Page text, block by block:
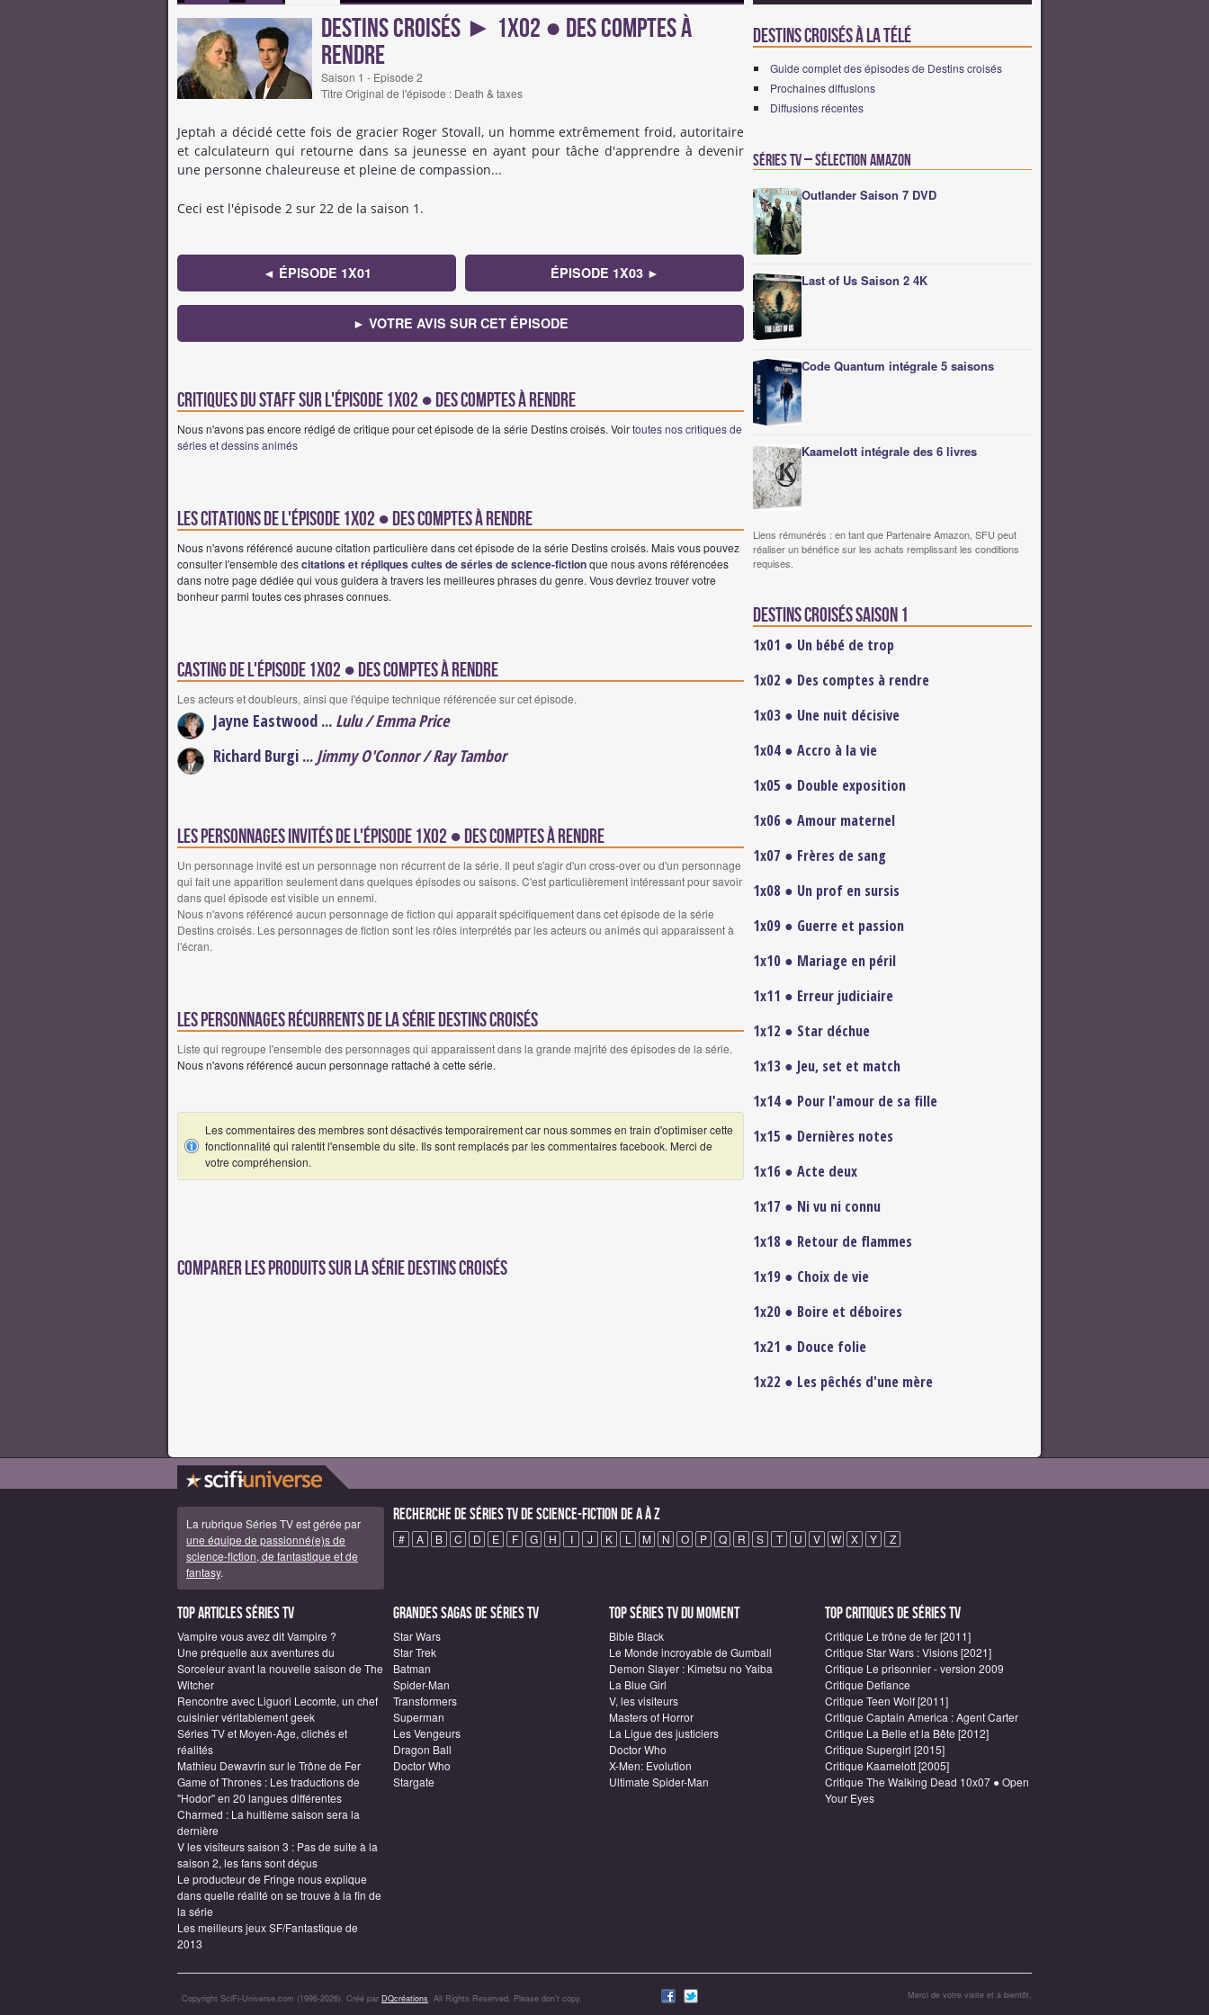
Destins croisés ► 1x02 ● Des comptes à
rendre
Saison 1 - Episode 2
Titre Original de l'épisode : Death & taxes
Jeptah a décidé cette fois de gracier Roger Stovall, un homme extrêmement froid, autoritaire
et calculateurn qui retourne dans sa jeunesse en ayant pour tâche d'apprendre à devenir
une personne chaleureuse et pleine de compassion...
Ceci est l'épisode 2 sur 22 de la saison 1.
◄ ÉPISODE 1X01 ÉPISODE 1X03 ►
► VOTRE AVIS SUR CET ÉPISODE
Critiques du staff sur l'épisode 1x02 ● Des comptes à rendre
Nous n'avons pas encore rédigé de critique pour cet épisode de la série Destins croisés. Voirtoutes nos critiques de
séries et dessins animés
Les citations de l'épisode 1x02 ● Des comptes à rendre
Nous n'avons référencé aucune citation particulière dans cet épisode de la série Destins croisés. Mais vous pouvez
consulter l'ensemble descitations et répliques cultes de séries de science-fictionque nous avons référencées
dans notre page dédiée qui vous guidera à travers les meilleures phrases du genre. Vous devriez trouver votre
bonheur parmi toutes ces phrases connues.
Casting de l'épisode 1x02 ● Des comptes à rendre
Les acteurs et doubleurs, ainsi que l'équipe technique référencée sur cet épisode.
Jayne Eastwood ... Lulu / Emma Price
Richard Burgi ... Jimmy O'Connor / Ray Tambor
Les personnages invités de l'épisode 1x02 ● Des comptes à rendre
Un personnage invité est un personnage non récurrent de la série. Il peut s'agir d'un cross-over ou d'un personnage
qui fait une apparition seulement dans quelques épisodes ou saisons. C'est particulièrement intéressant pour savoir
dans quel épisode est visible un ennemi.
Nous n'avons référencé aucun personnage de fiction qui apparait spécifiquement dans cet épisode de la série
Destins croisés. Les personnages de fiction sont les rôles interprétés par les acteurs ou animés qui apparaissent à
l'écran.
Les personnages récurrents de la série Destins croisés
Liste qui regroupe l'ensemble des personnages qui apparaissent dans la grande majrité des épisodes de la série.
Nous n'avons référencé aucun personnage rattaché à cette série.
Les commentaires des membres sont désactivés temporairement car nous sommes en train d'optimiser cette
fonctionnalité qui ralentit l'ensemble du site. Ils sont remplacés par les commentaires facebook. Merci de
votre compréhension.
Comparer les produits sur la série Destins croisés
Destins croisés à la télé
Guide complet des épisodes de Destins croisés
Prochaines diffusions
Diffusions récentes
Séries TV – Sélection Amazon
Outlander Saison 7 DVD
Last of Us Saison 2 4K
Code Quantum intégrale 5 saisons
Kaamelott intégrale des 6 livres
Liens rémunérés : en tant que Partenaire Amazon, SFU peut
réaliser un bénéfice sur les achats remplissant les conditions
requises.
Destins croisés saison 1
1x01 ● Un bébé de trop
1x02 ● Des comptes à rendre
1x03 ● Une nuit décisive
1x04 ● Accro à la vie
1x05 ● Double exposition
1x06 ● Amour maternel
1x07 ● Frères de sang
1x08 ● Un prof en sursis
1x09 ● Guerre et passion
1x10 ● Mariage en péril
1x11 ● Erreur judiciaire
1x12 ● Star déchue
1x13 ● Jeu, set et match
1x14 ● Pour l'amour de sa fille
1x15 ● Dernières notes
1x16 ● Acte deux
1x17 ● Ni vu ni connu
1x18 ● Retour de flammes
1x19 ● Choix de vie
1x20 ● Boire et déboires
1x21 ● Douce folie
1x22 ● Les pêchés d'une mère
La rubrique Séries TV est gérée par
une équipe de passionné(e)s de
science-fiction, de fantastique et de
fantasy.
Recherche de Séries TV de science-fiction de A à Z
# A B C D E F G H I J K L M N O P Q R S T U V W X Y Z
Top articles Séries TV
Vampire vous avez dit Vampire ?
Une préquelle aux aventures du
Sorceleur avant la nouvelle saison de The
Witcher
Rencontre avec Liguori Lecomte, un chef
cuisinier véritablement geek
Séries TV et Moyen-Age, clichés et
réalités
Mathieu Dewavrin sur le Trône de Fer
Game of Thrones : Les traductions de
"Hodor" en 20 langues différentes
Charmed : La huitième saison sera la
dernière
V les visiteurs saison 3 : Pas de suite à la
saison 2, les fans sont déçus
Le producteur de Fringe nous explique
dans quelle réalité on se trouve à la fin de
la série
Les meilleurs jeux SF/Fantastique de
2013
Grandes sagas de Séries TV
Star Wars
Star Trek
Batman
Spider-Man
Transformers
Superman
Les Vengeurs
Dragon Ball
Doctor Who
Stargate
Top Séries TV du moment
Bible Black
Le Monde incroyable de Gumball
Demon Slayer : Kimetsu no Yaiba
La Blue Girl
V, les visiteurs
Masters of Horror
La Ligue des justiciers
Doctor Who
X-Men: Evolution
Ultimate Spider-Man
Top critiques de Séries TV
Critique Le trône de fer [2011]
Critique Star Wars : Visions [2021]
Critique Le prisonnier - version 2009
Critique Defiance
Critique Teen Wolf [2011]
Critique Captain America : Agent Carter
Critique La Belle et la Bête [2012]
Critique Supergirl [2015]
Critique Kaamelott [2005]
Critique The Walking Dead 10x07 ● Open
Your Eyes
Copyright SciFi-Universe.com (1996-2026). Créé par DQcréations. All Rights Reserved. Please don’t copy. Merci de votre visite et à bientôt.